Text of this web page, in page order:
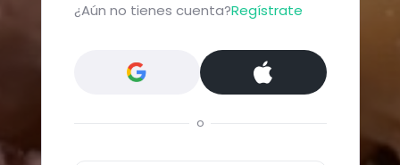
¿Aún no tienes cuenta?Regístrate
o